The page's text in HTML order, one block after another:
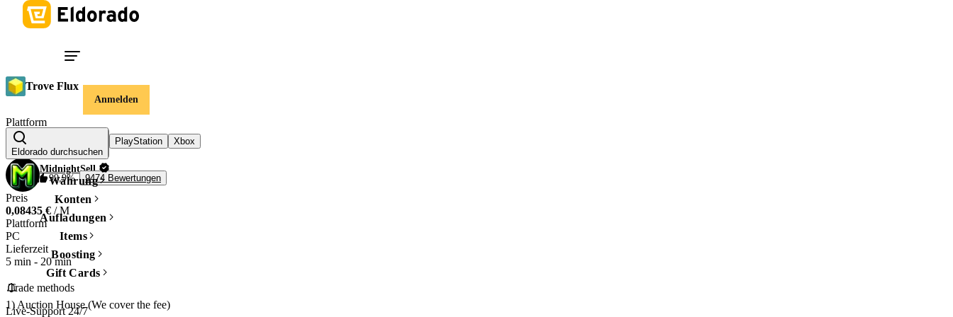
Anmelden
Eldorado durchsuchen
Währung
Konten
Aufladungen
Items
Boosting
Gift Cards
Live-Support 24/7
Trove Flux
Plattform
Nintendo Switch
PC
PlayStation Xbox
MidnightSell
99,9%
9474 Bewertungen
Preis
0,08435 € / M
Plattform
PC
Lieferzeit
5 min - 20 min
Trade methods
1) Auction House (We cover the fee)